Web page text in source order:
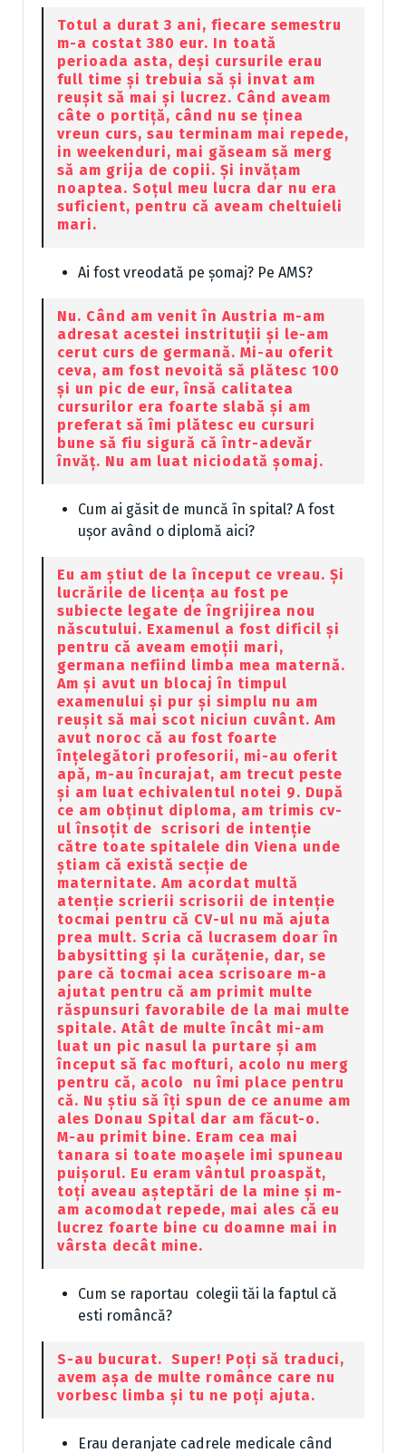
Totul a durat 3 ani, fiecare semestru
m-a costat 380 eur. In toată
perioada asta, deși cursurile erau
full time și trebuia să și invat am
reușit să mai și lucrez. Când aveam
câte o portiță, când nu se ținea
vreun curs, sau terminam mai repede,
in weekenduri, mai găseam să merg
să am grija de copii. Și invățam
noaptea. Soțul meu lucra dar nu era
suficient, pentru că aveam cheltuieli
mari.
Ai fost vreodată pe șomaj? Pe AMS?
Nu. Când am venit în Austria m-am
adresat acestei instrituții și le-am
cerut curs de germană. Mi-au oferit
ceva, am fost nevoită să plătesc 100
și un pic de eur, însă calitatea
cursurilor era foarte slabă și am
preferat să îmi plătesc eu cursuri
bune să fiu sigură că într-adevăr
învăț. Nu am luat niciodată șomaj.
Cum ai găsit de muncă în spital? A fost
ușor având o diplomă aici?
Eu am știut de la început ce vreau. Și
lucrările de licența au fost pe
subiecte legate de îngrijirea nou
născutului. Examenul a fost dificil și
pentru că aveam emoții mari,
germana nefiind limba mea maternă.
Am și avut un blocaj în timpul
examenului și pur și simplu nu am
reușit să mai scot niciun cuvânt. Am
avut noroc că au fost foarte
înțelegători profesorii, mi-au oferit
apă, m-au încurajat, am trecut peste
și am luat echivalentul notei 9. După
ce am obținut diploma, am trimis cv-
ul însoțit de scrisori de intenție
către toate spitalele din Viena unde
știam că există secție de
maternitate. Am acordat multă
atenție scrierii scrisorii de intenție
tocmai pentru că CV-ul nu mă ajuta
prea mult. Scria că lucrasem doar în
babysitting și la curățenie, dar, se
pare că tocmai acea scrisoare m-a
ajutat pentru că am primit multe
răspunsuri favorabile de la mai multe
spitale. Atât de multe încât mi-am
luat un pic nasul la purtare și am
început să fac mofturi, acolo nu merg
pentru că, acolo nu îmi place pentru
că. Nu știu să îți spun de ce anume am
ales Donau Spital dar am făcut-o.
M-au primit bine. Eram cea mai
tanara si toate moașele imi spuneau
puișorul. Eu eram vântul proaspăt,
toți aveau așteptări de la mine și m-
am acomodat repede, mai ales că eu
lucrez foarte bine cu doamne mai in
vârsta decât mine.
Cum se raportau colegii tăi la faptul că
esti româncă?
S-au bucurat. Super! Poți să traduci,
avem așa de multe românce care nu
vorbesc limba și tu ne poți ajuta.
Erau deranjate cadrele medicale când